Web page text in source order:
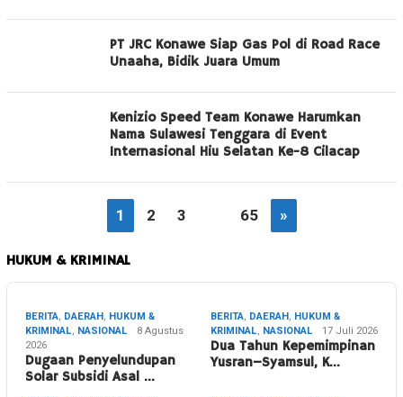
PT JRC Konawe Siap Gas Pol di Road Race
Unaaha, Bidik Juara Umum
Kenizio Speed Team Konawe Harumkan
Nama Sulawesi Tenggara di Event
Internasional Hiu Selatan Ke-8 Cilacap
1 2 3 65 »
HUKUM & KRIMINAL
BERITA, DAERAH, HUKUM &
KRIMINAL, NASIONAL
8 Agustus
2026
Dugaan Penyelundupan
Solar Subsidi Asal …
BERITA, DAERAH, HUKUM &
KRIMINAL, NASIONAL 17 Juli 2026
Dua Tahun Kepemimpinan
Yusran–Syamsul, K…